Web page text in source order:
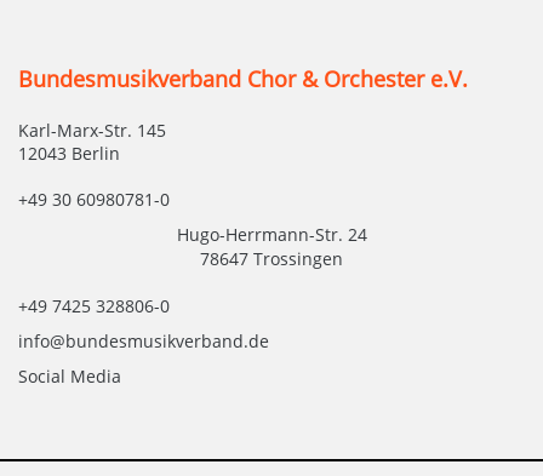
Bundesmusikverband Chor & Orchester e.V.
Karl-Marx-Str. 145
12043 Berlin
+49 30 60980781-0
Hugo-Herrmann-Str. 24
78647 Trossingen
+49 7425 328806-0
info@bundesmusikverband.de
Social Media